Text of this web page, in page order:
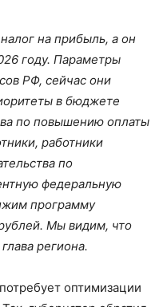
на прибыль, а он
году. Параметры
РФ, сейчас они
в бюджете
по повышению оплаты
работники
по
федеральную
программу
Мы видим, что
региона.
оптимизации